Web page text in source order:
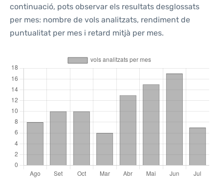
continuació, pots observar els resultats desglossats
per mes: nombre de vols analitzats, rendiment de
puntualitat per mes i retard mitjà per mes.